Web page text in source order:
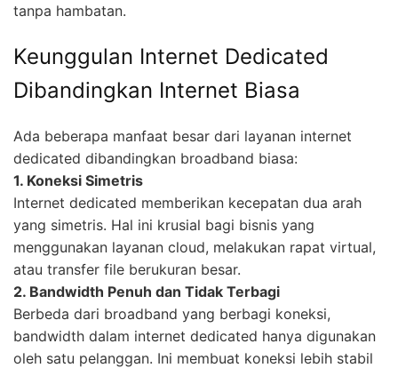
tanpa hambatan.
Keunggulan Internet Dedicated
Dibandingkan Internet Biasa
Ada beberapa manfaat besar dari layanan internet
dedicated dibandingkan broadband biasa:
1. Koneksi Simetris
Internet dedicated memberikan kecepatan dua arah
yang simetris. Hal ini krusial bagi bisnis yang
menggunakan layanan cloud, melakukan rapat virtual,
atau transfer file berukuran besar.
2. Bandwidth Penuh dan Tidak Terbagi
Berbeda dari broadband yang berbagi koneksi,
bandwidth dalam internet dedicated hanya digunakan
oleh satu pelanggan. Ini membuat koneksi lebih stabil